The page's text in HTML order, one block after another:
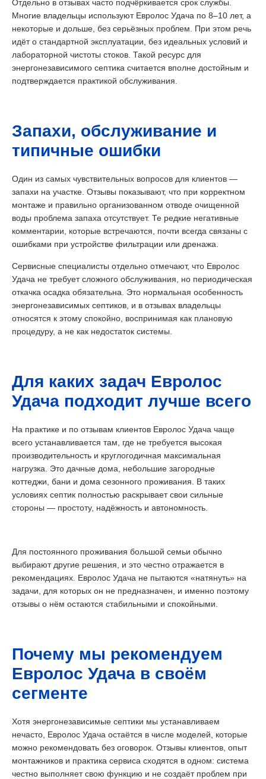
Отдельно в отзывах часто подчёркивается срок службы.
Многие владельцы используют Евролос Удача по 8–10 лет, а
некоторые и дольше, без серьёзных проблем. При этом речь
идёт о стандартной эксплуатации, без идеальных условий и
лабораторной чистоты стоков. Такой ресурс для
энергонезависимого септика считается вполне достойным и
подтверждается практикой обслуживания.
Запахи, обслуживание и
типичные ошибки
Один из самых чувствительных вопросов для клиентов —
запахи на участке. Отзывы показывают, что при корректном
монтаже и правильно организованном отводе очищенной
воды проблема запаха отсутствует. Те редкие негативные
комментарии, которые встречаются, почти всегда связаны с
ошибками при устройстве фильтрации или дренажа.
Сервисные специалисты отдельно отмечают, что Евролос
Удача не требует сложного обслуживания, но периодическая
откачка осадка обязательна. Это нормальная особенность
энергонезависимых септиков, и в отзывах владельцы
относятся к этому спокойно, воспринимая как плановую
процедуру, а не как недостаток системы.
Для каких задач Евролос
Удача подходит лучше всего
На практике и по отзывам клиентов Евролос Удача чаще
всего устанавливается там, где не требуется высокая
производительность и круглогодичная максимальная
нагрузка. Это дачные дома, небольшие загородные
коттеджи, бани и дома сезонного проживания. В таких
условиях септик полностью раскрывает свои сильные
стороны — простоту, надёжность и автономность.
Для постоянного проживания большой семьи обычно
выбирают другие решения, и это честно отражается в
рекомендациях. Евролос Удача не пытаются «натянуть» на
задачи, для которых он не предназначен, и именно поэтому
отзывы о нём остаются стабильными и спокойными.
Почему мы рекомендуем
Евролос Удача в своём
сегменте
Хотя энергонезависимые септики мы устанавливаем
нечасто, Евролос Удача остаётся в числе моделей, которые
можно рекомендовать без оговорок. Отзывы клиентов, опыт
монтажников и практика сервиса сходятся в одном: система
честно выполняет свою функцию и не создаёт проблем при